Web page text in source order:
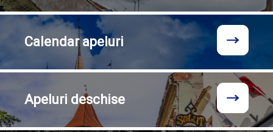
Calendarapeluri
Apeluri deschise